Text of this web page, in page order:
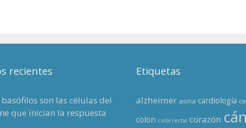
recientes
basófilos son las células del
que inician la respuesta
Etiquetas
alzheimer asma cardiología
colon colorrectal corazón